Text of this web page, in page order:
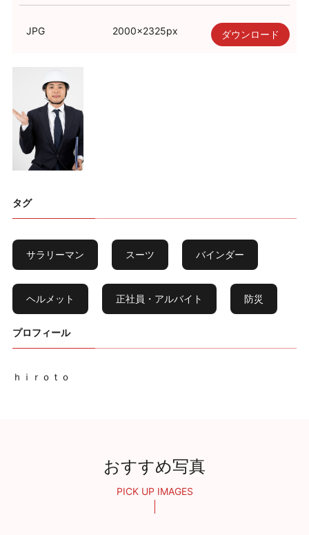
JPG 2000×2325px ダウンロード
タグ
サラリーマン スーツ バインダー
ヘルメット 正社員・アルバイト 防災
プロフィール
ｈｉｒｏｔｏ
おすすめ写真
PICK UP IMAGES